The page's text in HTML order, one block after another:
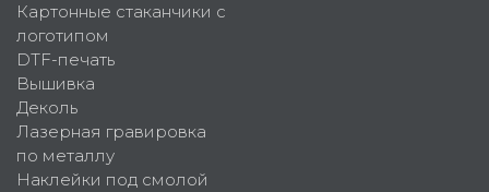
Картонные стаканчики с
логотипом
DTF-печать
Вышивка
Деколь
Лазерная гравировка
по металлу
Наклейки под смолой